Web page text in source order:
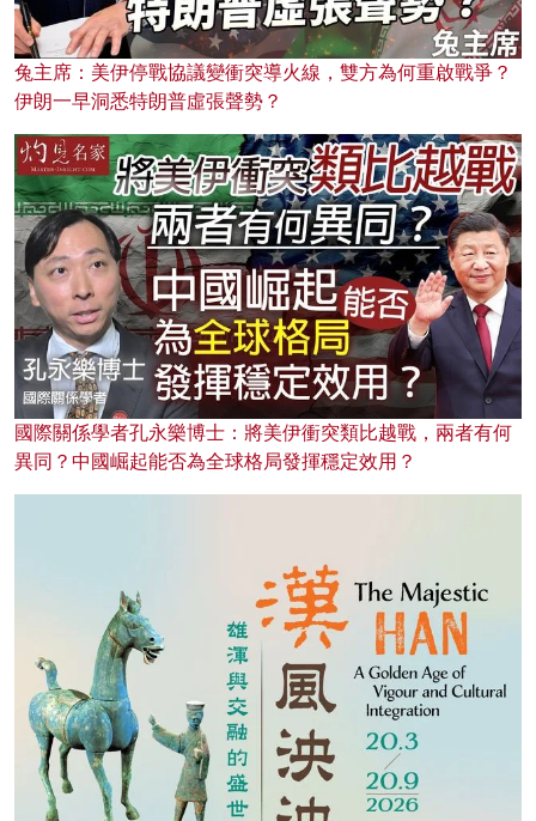
兔主席：美伊停戰協議變衝突導火線，雙方為何重啟戰爭？
伊朗一早洞悉特朗普虛張聲勢？
國際關係學者孔永樂博士：將美伊衝突類比越戰，兩者有何
異同？中國崛起能否為全球格局發揮穩定效用？